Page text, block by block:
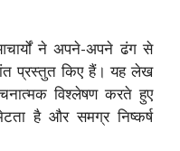
ने अपने-अपने ढंग से
प्रस्तुत किए हैं। यह लेख
विश्लेषण करते हुए
है और समग्र निष्कर्ष